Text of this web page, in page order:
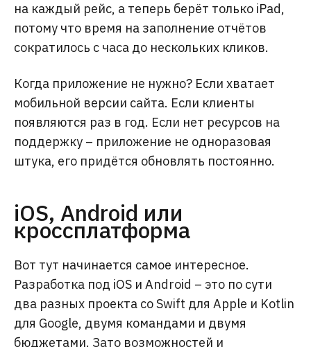
на каждый рейс, а теперь берёт только iPad,
потому что время на заполнение отчётов
сократилось с часа до нескольких кликов.
Когда приложение не нужно? Если хватает
мобильной версии сайта. Если клиенты
появляются раз в год. Если нет ресурсов на
поддержку – приложение не одноразовая
штука, его придётся обновлять постоянно.
iOS, Android или
кроссплатформа
Вот тут начинается самое интересное.
Разработка под iOS и Android – это по сути
два разных проекта со Swift для Apple и Kotlin
для Google, двумя командами и двумя
бюджетами. Зато возможностей и